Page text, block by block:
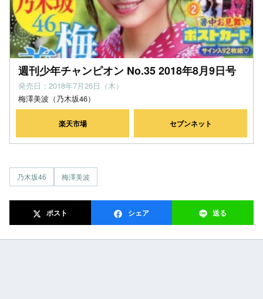
週刊少年チャンピオン No.35 2018年8月9日号
発売日：2018年7月26日（木）
梅澤美波（乃木坂46）
楽天市場 セブンネット
乃木坂46 梅澤美波
ポスト シェア 送る